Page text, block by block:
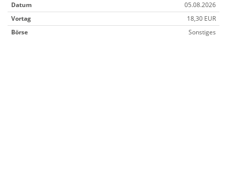
Datum
05.08.2026
Vortag
18,30 EUR
Börse
Sonstiges